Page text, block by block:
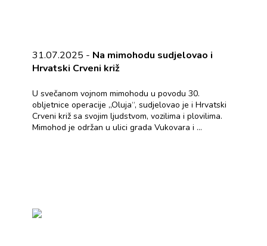
31.07.2025 - Na mimohodu sudjelovao i
Hrvatski Crveni križ
U svečanom vojnom mimohodu u povodu 30.
obljetnice operacije „Oluja“, sudjelovao je i Hrvatski
Crveni križ sa svojim ljudstvom, vozilima i plovilima.
Mimohod je održan u ulici grada Vukovara i ...